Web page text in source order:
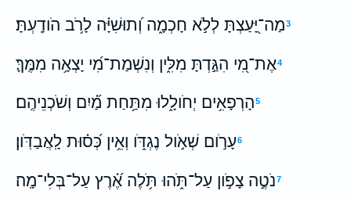
3מַה־יָּ֭עַצְתָּ לְלֹ֣א חָכְמָ֑ה וְ֝תוּשִׁיָּ֗ה לָרֹ֥ב הֹודָֽעְתָּ׃
4אֶת־מִ֭י הִגַּ֣דְתָּ מִלִּ֑ין וְנִשְׁמַת־מִ֝י יָצְאָ֥ה מִמֶּֽךָּ׃
5הָרְפָאִ֥ים יְחֹולָ֑לוּ מִתַּ֥חַת מַ֝֗יִם וְשֹׁכְנֵיהֶֽם׃
6עָרֹ֣ום שְׁאֹ֣ול נֶגְדֹּ֑ו וְאֵ֥ין כְּ֝ס֗וּת לָֽאֲבַדֹּֽון׃
7נֹטֶ֣ה צָפֹ֣ון עַל־תֹּ֑הוּ תֹּ֥לֶה אֶ֝֗רֶץ עַל־בְּלִי־מָֽה׃